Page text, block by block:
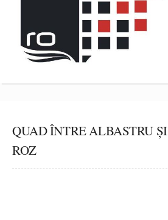
QUAD ÎNTRE ALBASTRU ȘI
ROZ